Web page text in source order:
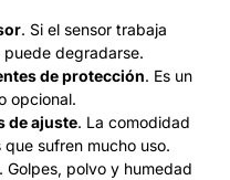
. Si el sensor trabaja
degradarse.
de protección. Es un
opcional.
de ajuste. La comodidad
sufren mucho uso.
. Golpes, polvo y humedad